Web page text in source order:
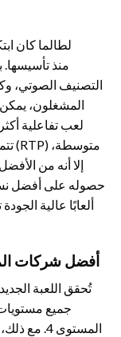
لطالما كان
التصنيف الصوتي،
المشغلون، يمكن
لعب تفاعلية
إلا أنه من
حصوله على أفضل
ألعابًا عالية
أفضل شركات
تُحقق اللعبة
المستوى